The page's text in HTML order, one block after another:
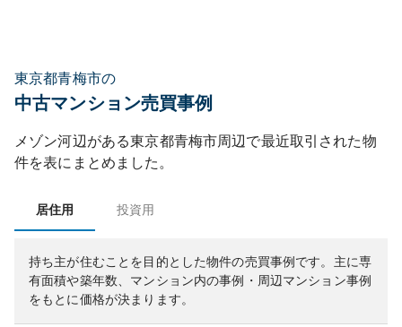
東京都青梅市の
中古マンション売買事例
メゾン河辺 がある東京都青梅市周辺で最近取引された物
件を表にまとめました。
居住用 投資用
持ち主が住むことを目的とした物件の売買事例です。 主に専
有面積や築年数、マンション内の事例・周辺マンション事例
をもとに価格が決まります。